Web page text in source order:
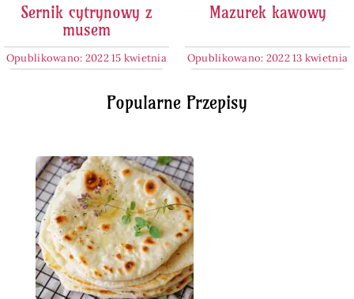
Popularne Przepisy
Sernik cytrynowy z
musem
Opublikowano: 2022 15 kwietnia
Mazurek kawowy
Opublikowano: 2022 13 kwietnia